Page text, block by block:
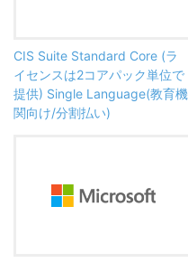
CIS Suite Standard Core (ラ
イセンスは2コアパック単位で
提供) Single Language(教育機
関向け/分割払い)